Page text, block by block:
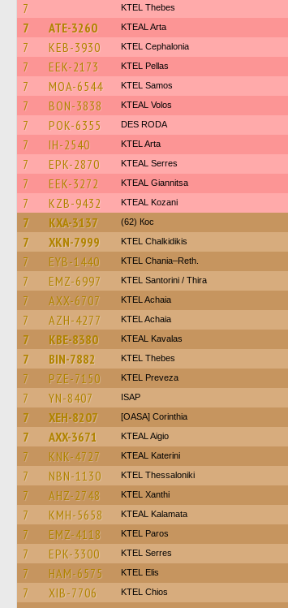
7 KTEL Thebes
7 ATE-3260 KTEAL Arta
7 KEB-3930 KTEL Cephalonia
7 EEK-2173 KTEL Pellas
7 MOA-6544 KTEL Samos
7 BON-3838 KTEAL Volos
7 POK-6355 DES RODA
7 IH-2540 KTEL Arta
7 EPK-2870 KTEAL Serres
7 EEK-3272 KTEAL Giannitsa
7 KZB-9432 KTEAL Kozani
7 KXA-3137 (62) Кос
7 XKN-7999 ΚΤΕL Chalkidikis
7 EYB-1440 KTEL Chania–Reth.
7 EMZ-6997 KTEL Santorini / Thira
7 AXX-6707 KTEL Achaia
7 AZH-4277 KTEL Achaia
7 KBE-8380 KTEAL Kavalas
7 BIN-7882 KTEL Thebes
7 PZE-7150 KTEL Preveza
7 YN-8407 ISAP
7 XEH-8207 [OASA] Corinthia
7 AXX-3671 KTEAL Aigio
7 KNK-4727 KTEAL Katerini
7 NBN-1130 KTEL Thessaloniki
7 AHZ-2748 KTEL Xanthi
7 KMH-5658 KTEAL Kalamata
7 EMZ-4118 KTEL Paros
7 EPK-3300 KTEL Serres
7 HAM-6575 KTEL Elis
7 XIB-7706 KTEL Chios